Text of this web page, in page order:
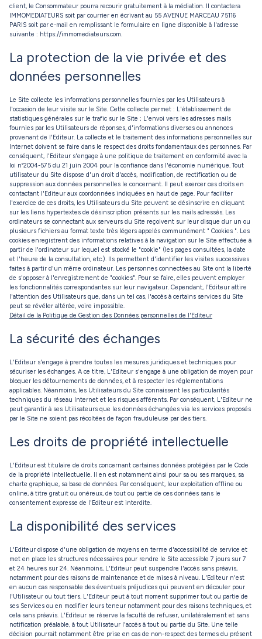
client, le Consommateur pourra recourir gratuitement à la médiation. Il contactera
IMMOMEDIATEURS soit par courrier en écrivant au 55 AVENUE MARCEAU 75116
PARIS soit par e-mail en remplissant le formulaire en ligne disponible à l'adresse
suivante : https://immomediateurs.com.
La protection de la vie privée et des
données personnelles
Le Site collecte les informations personnelles fournies par les Utilisateurs à
l'occasion de leur visite sur le Site. Cette collecte permet : L'établissement de
statistiques générales sur le trafic sur le Site ; L'envoi vers les adresses mails
fournies par les Utilisateurs de réponses, d'informations diverses ou annonces
provenant de l'Editeur. La collecte et le traitement des informations personnelles sur
Internet doivent se faire dans le respect des droits fondamentaux des personnes. Par
conséquent, l'Editeur s'engage à une politique de traitement en conformité avec la
loi n°2004-575 du 21 juin 2004 pour la confiance dans l'économie numérique. Tout
utilisateur du Site dispose d'un droit d'accès, modification, de rectification ou de
suppression aux données personnelles le concernant. Il peut exercer ces droits en
contactant l'Editeur aux coordonnées indiquées en haut de page. Pour faciliter
l'exercice de ces droits, les Utilisateurs du Site peuvent se désinscrire en cliquant
sur les liens hypertextes de désinscription présents sur les mails adressés. Les
ordinateurs se connectant aux serveurs du Site reçoivent sur leur disque dur un ou
plusieurs fichiers au format texte très légers appelés communément " Cookies ". Les
cookies enregistrent des informations relatives à la navigation sur le Site effectuée à
partir de l'ordinateur sur lequel est stocké le "cookie" (les pages consultées, la date
et l'heure de la consultation, etc.). Ils permettent d'identifier les visites successives
faites à partir d'un même ordinateur. Les personnes connectées au Site ont la liberté
de s'opposer à l'enregistrement de "cookies". Pour se faire, elles peuvent employer
les fonctionnalités correspondantes sur leur navigateur. Cependant, l'Editeur attire
l'attention des Utilisateurs que, dans un tel cas, l'accès à certains services du Site
peut se révéler altérée, voire impossible.
Détail de la Politique de Gestion des Données personnelles de l'Editeur
La sécurité des échanges
L'Editeur s'engage à prendre toutes les mesures juridiques et techniques pour
sécuriser les échanges. A ce titre, L'Editeur s'engage à une obligation de moyen pour
bloquer les détournements de données, et à respecter les réglementations
applicables. Néanmoins, les Utilisateurs du Site connaissent les particularités
techniques du réseau Internet et les risques afférents. Par conséquent, L'Editeur ne
peut garantir à ses Utilisateurs que les données échangées via les services proposés
par le Site ne soient pas récoltées de façon frauduleuse par des tiers.
Les droits de propriété intellectuelle
L'Editeur est titulaire de droits concernant certaines données protégées par le Code
de la propriété intellectuelle. Il en est notamment ainsi pour sa ou ses marques, sa
charte graphique, sa base de données. Par conséquent, leur exploitation offline ou
online, à titre gratuit ou onéreux, de tout ou partie de ces données sans le
consentement expresse de l'Editeur est interdite.
La disponibilité des services
L'Editeur dispose d'une obligation de moyens en terme d'accessibilité de service et
met en place les structures nécessaires pour rendre le Site accessible 7 jours sur 7
et 24 heures sur 24. Néanmoins, L'Editeur peut suspendre l'accès sans préavis,
notamment pour des raisons de maintenance et de mises à niveau. L'Editeur n'est
en aucun cas responsable des éventuels préjudices qui peuvent en découler pour
l'Utilisateur ou tout tiers. L'Editeur peut à tout moment supprimer tout ou partie de
ses Services ou en modifier leurs teneur notamment pour des raisons techniques, et
cela sans préavis. L'Editeur se réserve la faculté de refuser, unilatéralement et sans
notification préalable, à tout Utilisateur l'accès à tout ou partie du Site. Une telle
décision pourrait notamment être prise en cas de non-respect des termes du présent